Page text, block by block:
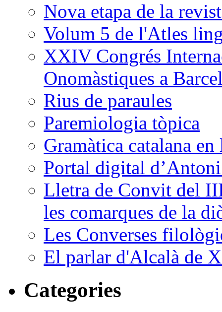
Nova etapa de la
Volum 5 de l'Atles
XXIV Congrés
Onomàstiques a
Rius de paraules
Paremiologia tòpica
Gramàtica catalana
Portal digital
Lletra de Convit del
les comarques de la
Les Converses
El parlar d'Alcalà de
Categories